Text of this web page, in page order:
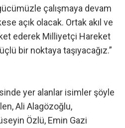
çalışmaya devam
açık olacak. Ortak akıl ve
ederek Milliyetçi Hareket
bir noktaya taşıyacağız.”
yer alanlar isimler şöyle
Ali Alagözoğlu,
Özlü, Emin Gazi